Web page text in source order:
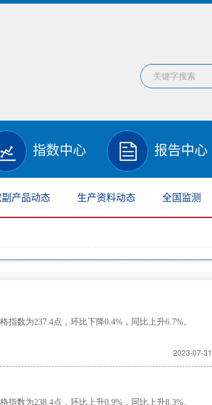
指数中心 报告中心
产品动态 生产资料动态 全国监测
数为237.4点，环比下降0.4%，同比上升6.7%。
2023-07-31
数为238.4点，环比上升0.9%，同比上升8.3%。